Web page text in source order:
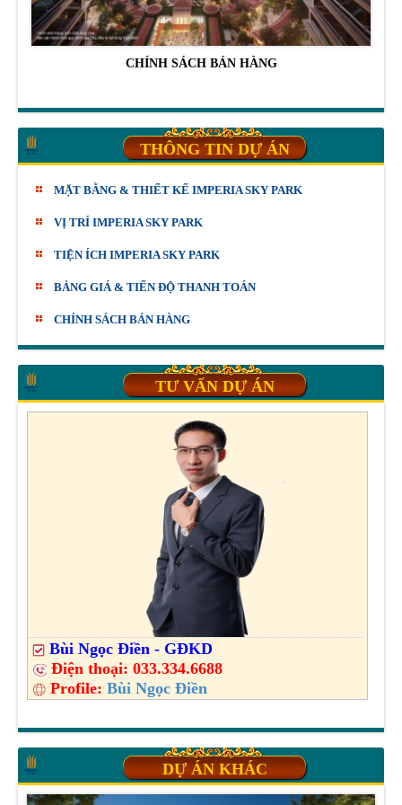
CHÍNH SÁCH BÁN HÀNG
THÔNG TIN DỰ ÁN
MẶT BẰNG & THIẾT KẾ IMPERIA SKY PARK
VỊ TRÍ IMPERIA SKY PARK
TIỆN ÍCH IMPERIA SKY PARK
BẢNG GIÁ & TIẾN ĐỘ THANH TOÁN
CHÍNH SÁCH BÁN HÀNG
TƯ VẤN DỰ ÁN
Bùi Ngọc Điền - GĐKD
Điện thoại:033.334.6688
Profile:Bùi Ngọc Điền
DỰ ÁN KHÁC